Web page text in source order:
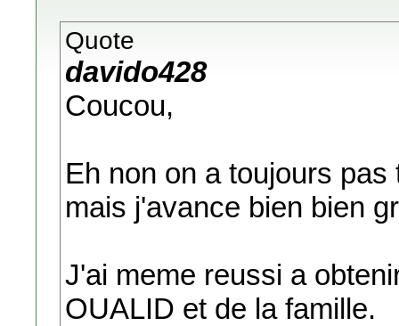
Quote
davido428
Coucou,
Eh non on a toujours
mais j'avance bien bien
J'ai meme reussi a
OUALID et de la famille.